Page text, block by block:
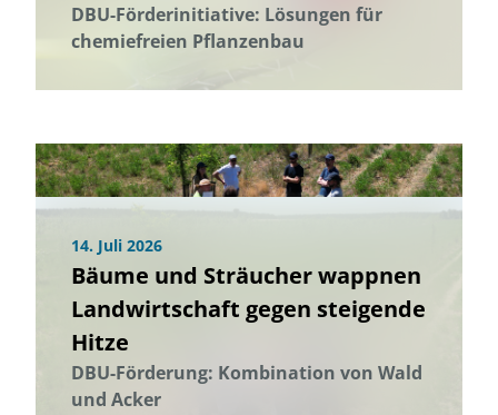
DBU-Förderinitiative: Lösungen für
chemiefreien Pflanzenbau
14. Juli 2026
Bäume und Sträucher wappnen
Landwirtschaft gegen steigende
Hitze
DBU-Förderung: Kombination von Wald
und Acker